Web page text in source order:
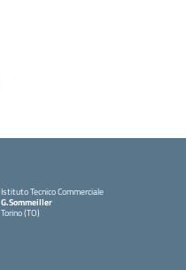
Istituto Tecnico Commerciale
G.Sommeiller
Torino (TO)